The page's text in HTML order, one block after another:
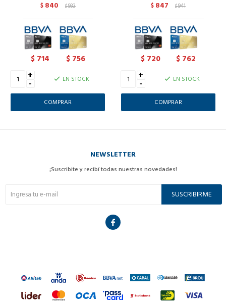
$ 840 $933
$ 714 $ 756
+
- EN STOCK
$ 847 $941
$ 720 $ 762
+
- EN STOCK
NEWSLETTER
¡Suscribite y recibí todas nuestras novedades!
SUSCRIBIRME
